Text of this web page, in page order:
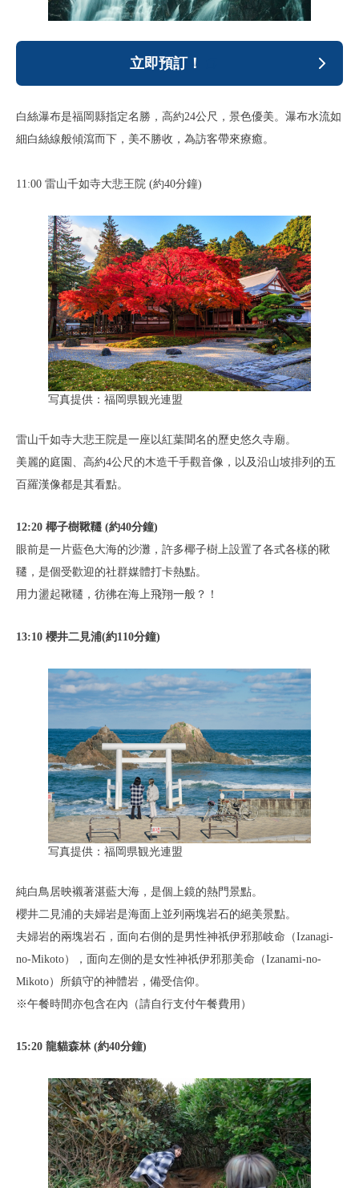
立即預訂！
白絲瀑布是福岡縣指定名勝，高約24公尺，景色優美。瀑布水流如
細白絲線般傾瀉而下，美不勝收，為訪客帶來療癒。
11:00 雷山千如寺大悲王院 (約40分鐘)
写真提供：福岡県観光連盟
雷山千如寺大悲王院是一座以紅葉聞名的歷史悠久寺廟。
美麗的庭園、高約4公尺的木造千手觀音像，以及沿山坡排列的五
百羅漢像都是其看點。
12:20 椰子樹鞦韆 (約40分鐘)
眼前是一片藍色大海的沙灘，許多椰子樹上設置了各式各樣的鞦
韆，是個受歡迎的社群媒體打卡熱點。
用力盪起鞦韆，彷彿在海上飛翔一般？！
13:10 櫻井二見浦(約110分鐘)
写真提供：福岡県観光連盟
純白鳥居映襯著湛藍大海，是個上鏡的熱門景點。
櫻井二見浦的夫婦岩是海面上並列兩塊岩石的絕美景點。
夫婦岩的兩塊岩石，面向右側的是男性神祇伊邪那岐命（Izanagi-
no-Mikoto），面向左側的是女性神祇伊邪那美命（Izanami-no-
Mikoto）所鎮守的神體岩，備受信仰。
※午餐時間亦包含在內（請自行支付午餐費用）
15:20 龍貓森林 (約40分鐘)